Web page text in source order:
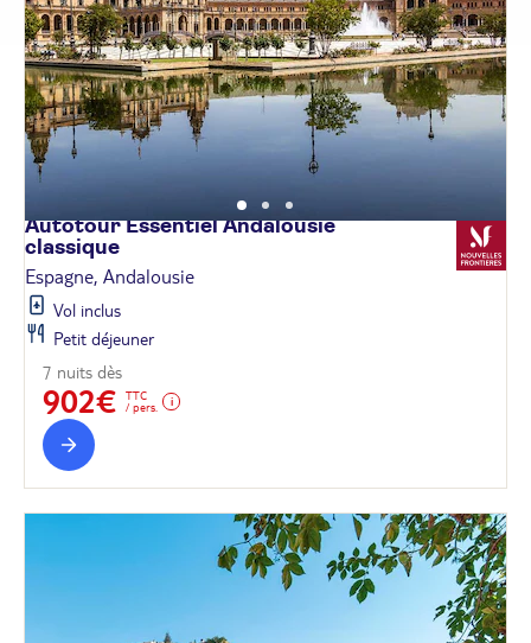
Autotour Essentiel Andalousie
classique
Espagne, Andalousie
Vol inclus
Petit déjeuner
7 nuits dès
902€
TTC
/ pers.